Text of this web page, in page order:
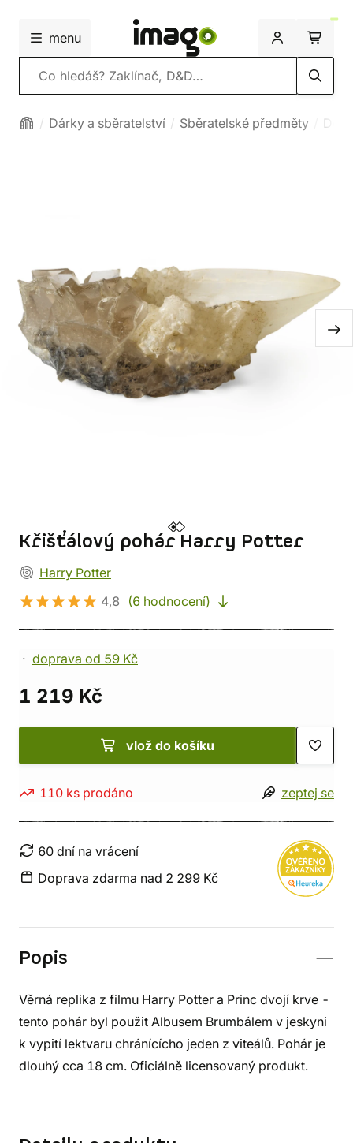
menu
Vyhledávání
Dárky a sběratelství Sběratelské předměty
Křišťálový pohár Harry Potter
Harry Potter
4,8
(6 hodnocení)
doprava od 59 Kč
1 219 Kč
vlož do košíku
110 ks prodáno zeptej se
60 dní na vrácení
Doprava zdarma nad 2 299 Kč
Popis
Věrná replika z filmu Harry Potter a Princ dvojí krve -
tento pohár byl použit Albusem Brumbálem v jeskyni
k vypití lektvaru chránícícho jeden z viteálů. Pohár je
dlouhý cca 18 cm. Oficiálně licensovaný produkt.